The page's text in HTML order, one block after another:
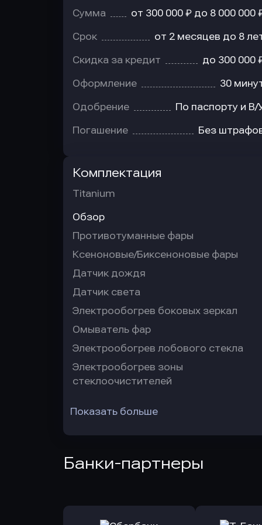
Сумма от 300 000 ₽ до 8 000 000
Срок от 2 месяцев до 8
Скидка за кредит до 300 000
Оформление 30
Одобрение По паспорту и В/
Погашение Без
Комплектация
Titanium
Обзор
Противотуманные фары
Ксеноновые/Биксеноновые фары
Датчик дождя
Датчик света
Электрообогрев боковых зеркал
Омыватель фар
Электрообогрев лобового стекла
Электрообогрев зоны
стеклоочистителей
Показать больше
Банки-партнеры